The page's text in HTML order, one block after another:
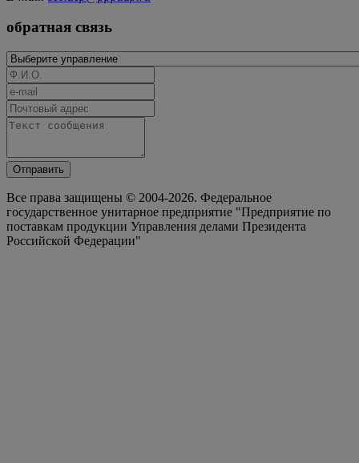
обратная связь
Отправить
Все права защищены © 2004-2026. Федеральное
государственное унитарное предприятие "Предприятие по
поставкам продукции Управления делами Президента
Российской Федерации"